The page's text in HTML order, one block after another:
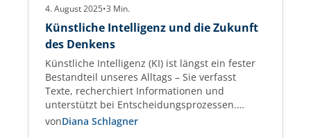
4. August 2025•3 Min.
Künstliche Intelligenz und die Zukunft
des Denkens
Künstliche Intelligenz (KI) ist längst ein fester
Bestandteil unseres Alltags – Sie verfasst
Texte, recherchiert Informationen und
unterstützt bei Entscheidungsprozessen.
Immer mehr Menschen nutzen KI-Tools, um
vonDiana Schlagner